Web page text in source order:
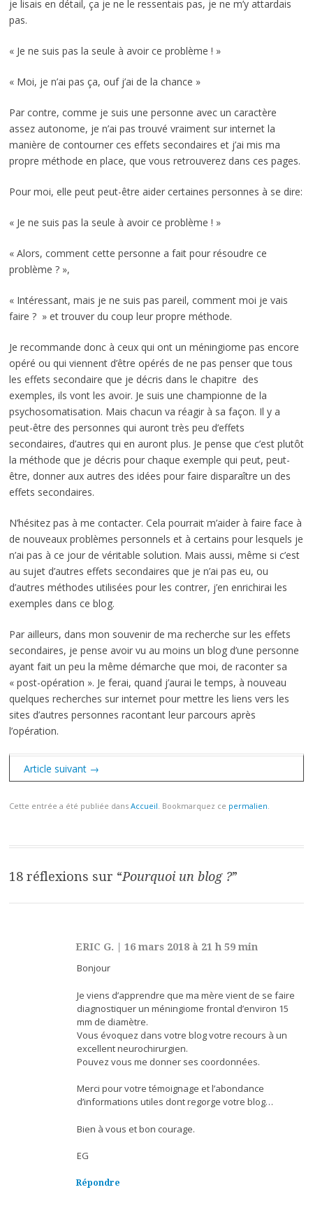
je lisais en détail, ça je ne le ressentais pas, je ne m’y attardais
pas.
« Je ne suis pas la seule à avoir ce problème ! »
« Moi, je n’ai pas ça, ouf j’ai de la chance »
Par contre, comme je suis une personne avec un caractère
assez autonome, je n’ai pas trouvé vraiment sur internet la
manière de contourner ces effets secondaires et j’ai mis ma
propre méthode en place, que vous retrouverez dans ces pages.
Pour moi, elle peut peut-être aider certaines personnes à se dire:
« Je ne suis pas la seule à avoir ce problème ! »
« Alors, comment cette personne a fait pour résoudre ce
problème ? »,
« Intéressant, mais je ne suis pas pareil, comment moi je vais
faire ? » et trouver du coup leur propre méthode.
Je recommande donc à ceux qui ont un méningiome pas encore
opéré ou qui viennent d’être opérés de ne pas penser que tous
les effets secondaire que je décris dans le chapitre des
exemples, ils vont les avoir. Je suis une championne de la
psychosomatisation. Mais chacun va réagir à sa façon. Il y a
peut-être des personnes qui auront très peu d’effets
secondaires, d’autres qui en auront plus. Je pense que c’est plutôt
la méthode que je décris pour chaque exemple qui peut, peut-
être, donner aux autres des idées pour faire disparaître un des
effets secondaires.
N’hésitez pas à me contacter. Cela pourrait m’aider à faire face à
de nouveaux problèmes personnels et à certains pour lesquels je
n’ai pas à ce jour de véritable solution. Mais aussi, même si c’est
au sujet d’autres effets secondaires que je n’ai pas eu, ou
d’autres méthodes utilisées pour les contrer, j’en enrichirai les
exemples dans ce blog.
Par ailleurs, dans mon souvenir de ma recherche sur les effets
secondaires, je pense avoir vu au moins un blog d’une personne
ayant fait un peu la même démarche que moi, de raconter sa
« post-opération ». Je ferai, quand j’aurai le temps, à nouveau
quelques recherches sur internet pour mettre les liens vers les
sites d’autres personnes racontant leur parcours après
l’opération.
Article suivant →
Cette entrée a été publiée dans Accueil . Bookmarquez ce permalien
des
articles
18 réflexions sur “Pourquoi un blog ?”
ERIC G. |16 mars 2018 à 21 h 59 min
Bonjour
Je viens d’apprendre que ma mère vient de se faire
diagnostiquer un méningiome frontal d’environ 15
mm de diamètre.
Vous évoquez dans votre blog votre recours à un
excellent neurochirurgien.
Pouvez vous me donner ses coordonnées.
Merci pour votre témoignage et l’abondance
d’informations utiles dont regorge votre blog…
Bien à vous et bon courage.
EG
Répondre